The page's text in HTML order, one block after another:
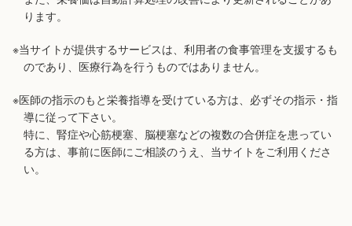
ります。
※当サイトが提供するサービスは、利用者の食事管理を支援するも
のであり、医療行為を行うものではありません。
※医師の指示のもと栄養指導を受けている方は、必ずその指示・指
導に従って下さい。
特に、腎症や心筋梗塞、脳梗塞などの複数の合併症を患ってい
る方は、事前に医師にご相談のうえ、当サイトをご利用くださ
い。